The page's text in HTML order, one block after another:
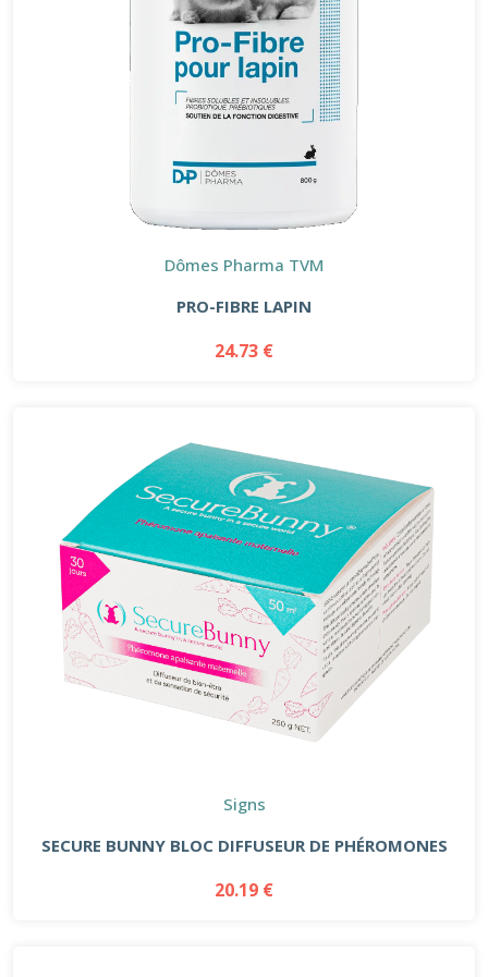
Dômes Pharma TVM
PRO-FIBRE LAPIN
24.73 €
Signs
SECURE BUNNY BLOC DIFFUSEUR DE PHÉROMONES
20.19 €